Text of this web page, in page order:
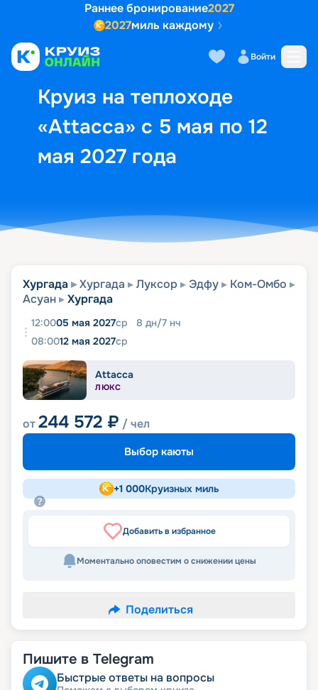
Раннее бронирование2027
2027миль каждому
Войти
Круиз на теплоходе
«Attacca» с 5 мая по 12
мая 2027 года
Выбор кают Маршрут и
Хургада Хургада Луксор Эдфу
Ком-Омбо
Асуан
Хургада
12:0005 мая 2027ср 8 дн/7 нч
08:0012 мая 2027ср
Attacca
ЛЮКС
от244 572 ₽ / чел
Выбор каюты
+1 000Круизных миль
Добавить в избранное
Моментально оповестим о снижении цены
Поделиться
Пишите в Telegram
Быстрые ответы на вопросы